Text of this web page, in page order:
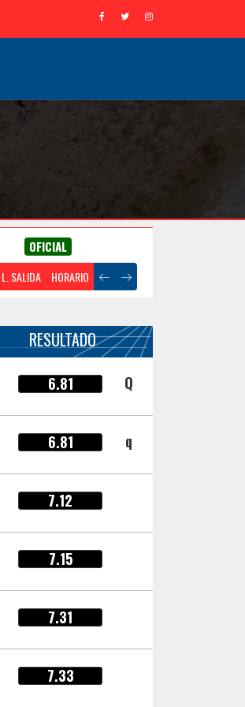
OFICIAL
L. SALIDA HORARIO
RESULTADO
6.81 Q
6.81 q
7.12
7.15
7.31
7.33